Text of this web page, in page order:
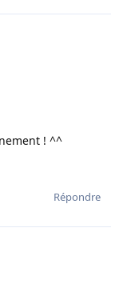
! ^^
Répondre